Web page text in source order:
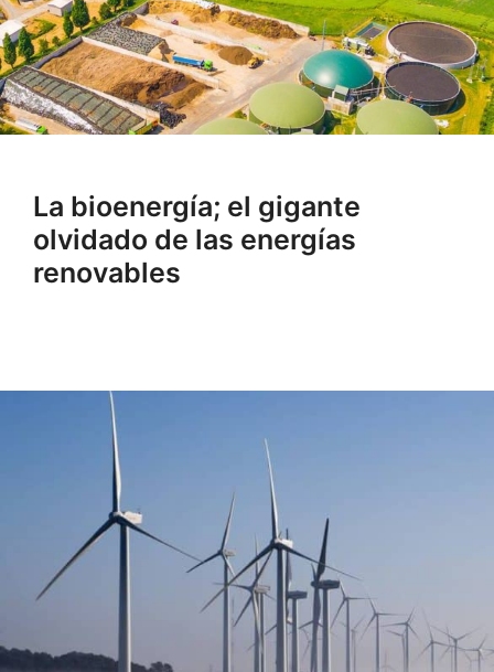
La bioenergía; el gigante
olvidado de las energías
renovables